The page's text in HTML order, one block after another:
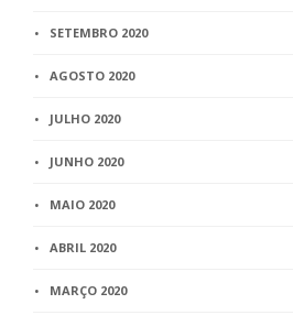
SETEMBRO 2020
AGOSTO 2020
JULHO 2020
JUNHO 2020
MAIO 2020
ABRIL 2020
MARÇO 2020